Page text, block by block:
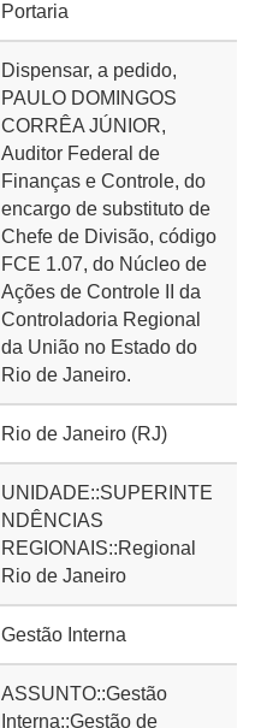
Portaria
Dispensar, a pedido,
PAULO DOMINGOS
CORRÊA JÚNIOR,
Auditor Federal de
Finanças e Controle, do
encargo de substituto de
Chefe de Divisão, código
FCE 1.07, do Núcleo de
Ações de Controle II da
Controladoria Regional
da União no Estado do
Rio de Janeiro.
Rio de Janeiro (RJ)
UNIDADE::SUPERINTE
NDÊNCIAS
REGIONAIS::Regional
Rio de Janeiro
Gestão Interna
ASSUNTO::Gestão
Interna::Gestão de